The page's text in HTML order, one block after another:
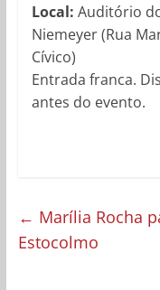
Local: Auditório
Niemeyer (Rua
Cívico)
Entrada franca.
antes do evento.
← Marília Rocha
Estocolmo